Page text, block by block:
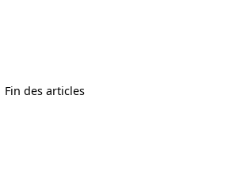
Fin des articles